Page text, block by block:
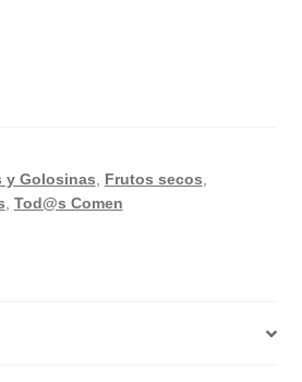
y Golosinas Frutos secos
Tod@s Comen